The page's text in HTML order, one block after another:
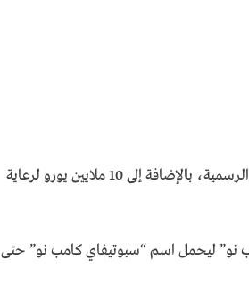
فإن هذه الصفقة تم توقيعها مقابل 65 مليون يورو لرعاية القمصان الرسمية، بالإضافة إلى 10 ملايين يورو لرعاية
نو” ليحمل اسم “سبوتيفاي كامب نو” حتى